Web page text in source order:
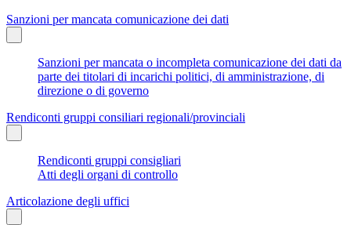
Sanzioni per mancata comunicazione dei dati
Sanzioni per mancata o incompleta comunicazione dei dati da
parte dei titolari di incarichi politici, di amministrazione, di
direzione o di governo
Rendiconti gruppi consiliari regionali/provinciali
Rendiconti gruppi consigliari
Atti degli organi di controllo
Articolazione degli uffici